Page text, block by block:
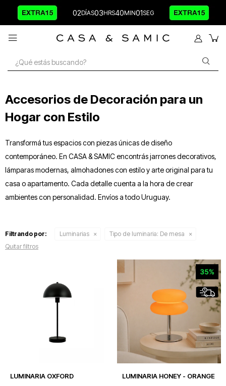
02 03 40 01

Accesorios de Decoración para un
Hogar con Estilo
Transformá tus espacios con piezas únicas de diseño
contemporáneo. En CASA & SAMIC encontrás jarrones decorativos,
lámparas modernas, almohadones con estilo y arte original para tu
casa o apartamento. Cada detalle cuenta a la hora de crear
ambientes con personalidad. Envíos a todo Uruguay.
Filtrando por: Luminarias Tipo de luminaria: De mesa
Quitar filtros
LUMINARIA OXFORD LUMINARIA HONEY - ORANGE